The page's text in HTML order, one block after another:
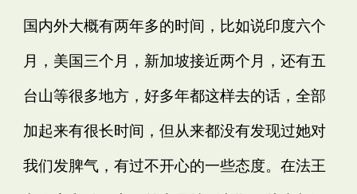
国内外大概有两年多的时间，比如说印度六个
月，美国三个月，新加坡接近两个月，还有五
台山等很多地方，好多年都这样去的话，全部
加起来有很长时间，但从来都没有发现过她对
我们发脾气，有过不开心的一些态度。在法王